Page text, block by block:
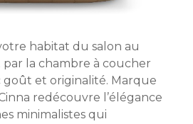
habitat du salon au
par la chambre à coucher
goût et originalité. Marque
redécouvre l’élégance
minimalistes qui